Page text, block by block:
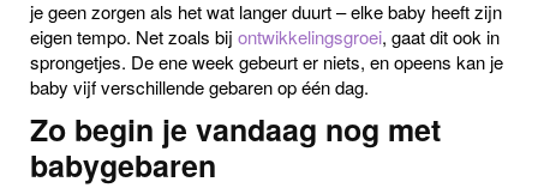
je geen zorgen als het wat langer duurt – elke baby heeft zijn
eigen tempo. Net zoals bij ontwikkelingsgroei, gaat dit ook in
sprongetjes. De ene week gebeurt er niets, en opeens kan je
baby vijf verschillende gebaren op één dag.
Zo begin je vandaag nog met
babygebaren